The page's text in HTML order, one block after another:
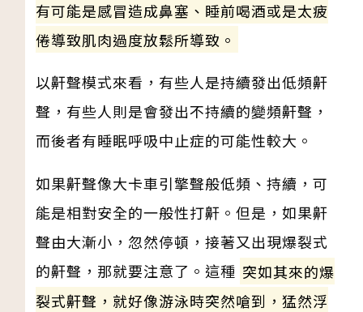
有可能是感冒造成鼻塞、睡前喝酒或是太疲
倦導致肌肉過度放鬆所導致。
以鼾聲模式來看，有些人是持續發出低頻鼾
聲，有些人則是會發出不持續的變頻鼾聲，
而後者有睡眠呼吸中止症的可能性較大。
如果鼾聲像大卡車引擎聲般低頻、持續，可
能是相對安全的一般性打鼾。但是，如果鼾
聲由大漸小，忽然停頓，接著又出現爆裂式
的鼾聲，那就要注意了。這種 突如其來的爆
裂式鼾聲，就好像游泳時突然嗆到，猛然浮